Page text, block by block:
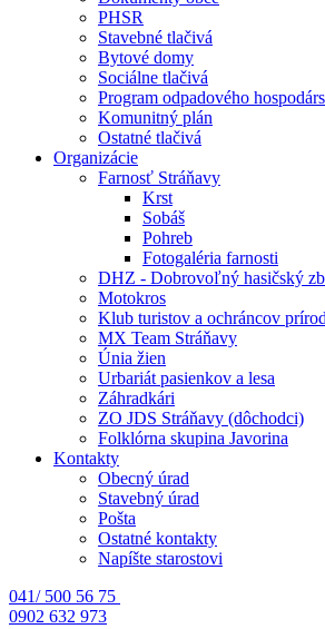
PHSR
Stavebné tlačivá
Bytové domy
Sociálne tlačivá
Program odpadového
Komunitný plán
Ostatné tlačivá
Organizácie
Farnosť Stráňavy
Krst
Sobáš
Pohreb
Fotogaléria farnosti
DHZ - Dobrovoľný hasičský
Motokros
Klub turistov a ochráncov
MX Team Stráňavy
Únia žien
Urbariát pasienkov a lesa
Záhradkári
ZO JDS Stráňavy (dôchodci)
Folklórna skupina Javorina
Kontakty
Obecný úrad
Stavebný úrad
Pošta
Ostatné kontakty
Napíšte starostovi
041/ 500 56 75
0902 632 973